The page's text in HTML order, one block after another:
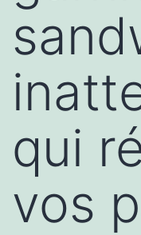
qui
vos